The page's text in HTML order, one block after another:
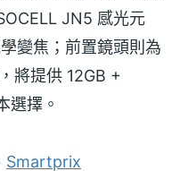
JN5 感光元
變焦；前置鏡頭則為
將提供 12GB +
選擇。
Smartprix